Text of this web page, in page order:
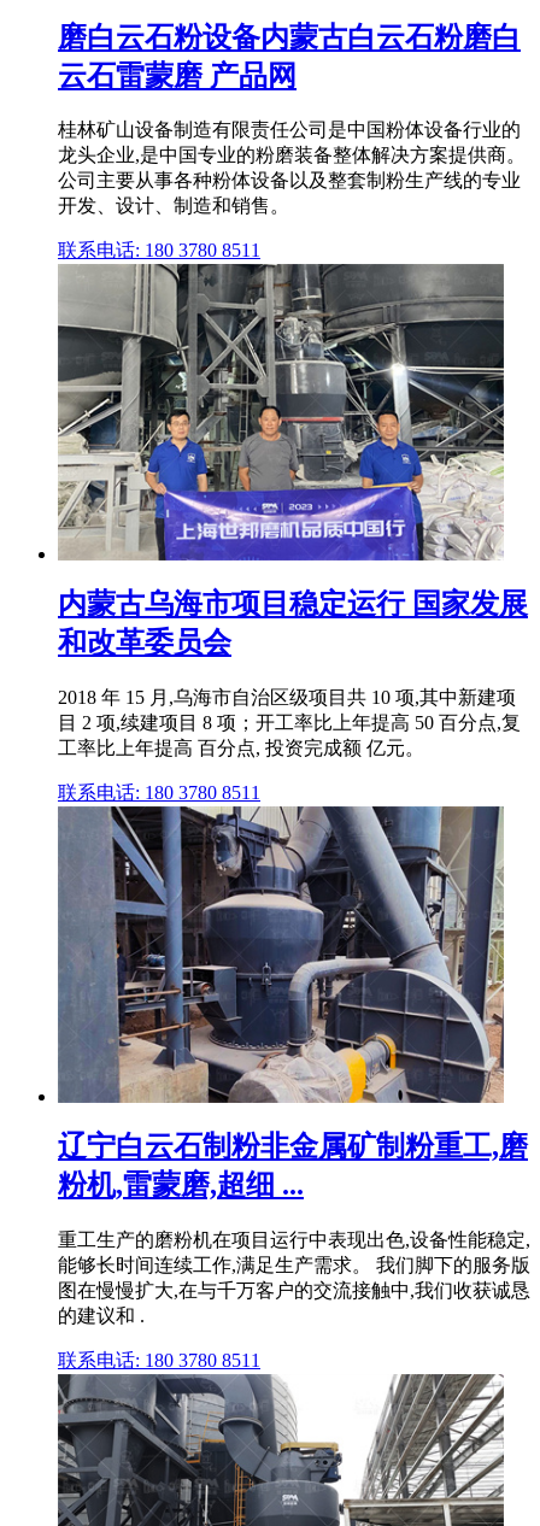
磨白云石粉设备内蒙古白云石粉磨白
云石雷蒙磨 产品网
桂林矿山设备制造有限责任公司是中国粉体设备行业的
龙头企业,是中国专业的粉磨装备整体解决方案提供商。
公司主要从事各种粉体设备以及整套制粉生产线的专业
开发、设计、制造和销售。
联系电话: 180 3780 8511
内蒙古乌海市项目稳定运行 国家发展
和改革委员会
2018 年 15 月,乌海市自治区级项目共 10 项,其中新建项
目 2 项,续建项目 8 项；开工率比上年提高 50 百分点,复
工率比上年提高 百分点, 投资完成额 亿元。
联系电话: 180 3780 8511
辽宁白云石制粉非金属矿制粉重工,磨
粉机,雷蒙磨,超细 ...
重工生产的磨粉机在项目运行中表现出色,设备性能稳定,
能够长时间连续工作,满足生产需求。 我们脚下的服务版
图在慢慢扩大,在与千万客户的交流接触中,我们收获诚恳
的建议和 .
联系电话: 180 3780 8511